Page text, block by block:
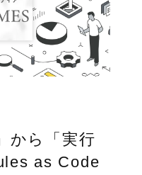
から「実行
as Code